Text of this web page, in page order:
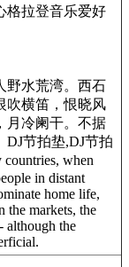
格拉登音乐爱好
水荒湾。西石
吹横笛，恨晓风
月冷阑干。不据
节拍垫,DJ节拍
when
in distant
home life,
the markets, the
although the